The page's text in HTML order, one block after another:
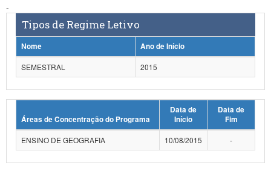
Controladoria-Geral da União
Ministério da Mulher, da Família e dos Direitos Humanos
-
Tipos de Regime Letivo
Nome
Ano de Início
SEMESTRAL
2015
Áreas de Concentração do Programa
Data de
Início
Data de
Fim
ENSINO DE GEOGRAFIA
10/08/2015 -